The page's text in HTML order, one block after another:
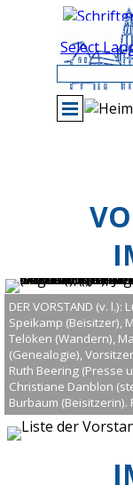
Direkt zum Seiteninhalt
Select
Menü
DER VORSTAND (v.
Speikamp (Beisitzer),
Telöken (Wandern),
(Genealogie),
Ruth Beering (Presse
Christiane Danblon
Burbaum (Beisitzerin).